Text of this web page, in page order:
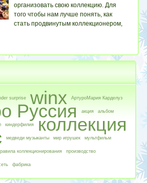
организовать свою коллекцию. Для
того чтобы нам лучше понять, как
стать продвинутым коллекционером,
surprise winx АртуроМария Карделуз
Руссия акция альбом
киндерфилия коллекция
медведи музыканты мир игрушек мультфильм
коллекционирования производство
фабрика